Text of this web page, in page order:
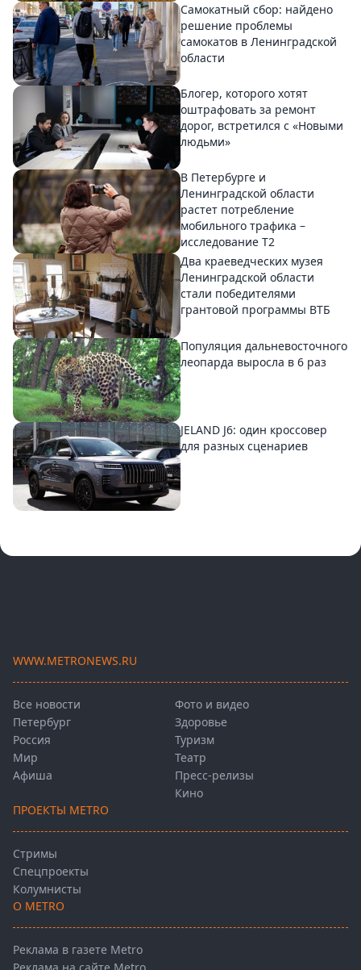
Самокатный сбор: найдено
решение проблемы
самокатов в Ленинградской
области
Блогер, которого хотят
оштрафовать за ремонт
дорог, встретился с «Новыми
людьми»
В Петербурге и
Ленинградской области
растет потребление
мобильного трафика –
исследование T2
Два краеведческих музея
Ленинградской области
стали победителями
грантовой программы ВТБ
Популяция дальневосточного
леопарда выросла в 6 раз
JELAND J6: один кроссовер
для разных сценариев
WWW.METRONEWS.RU
Все новости
Петербург
Россия
Мир
Афиша
Фото и видео
Здоровье
Туризм
Театр
Пресс-релизы
Кино
ПРОЕКТЫ METRO
Стримы
Спецпроекты
Колумнисты
О METRO
Реклама в газете Metro